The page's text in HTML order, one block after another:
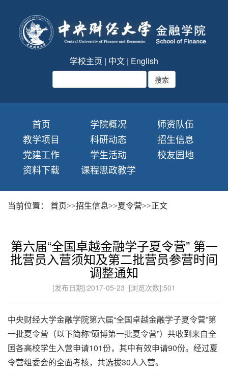
学校主页 | 中文 | English
首页 学院概况
师资队伍
教学项目
科研动态
招生信息
党建工作
学生活动
校友园地
资料下载
课程思政教学
当前位置： 首页>>招生信息>>夏令营>>正文
第六届“全国卓越金融学子夏令营” 第一
批营员入营须知及第二批营员参营时间
调整通知
[发布日期]:2017-05-23 [浏览次数]:501
中央财经大学金融学院第六届“全国卓越金融学子夏令营”第
一批夏令营（以下简称“硕博第一批夏令营”）共收到来自全
国各高校学生入营申请101份，其中有效申请90份。经过夏
令营组委会的全面考核，共选拔30人入营。